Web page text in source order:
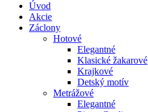
Úvod
Akcie
Záclony
Hotové
Elegantné
Klasické žakarové
Krajkové
Detský motív
Metrážové
Elegantné